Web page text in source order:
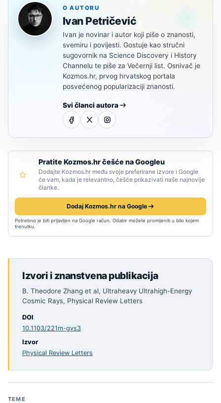
O AUTORU
Ivan Petričević
Ivan je novinar i autor koji piše o znanosti,
svemiru i povijesti. Gostuje kao stručni
sugovornik na Science Discovery i History
Channelu te piše za Večernji list. Osnivač je
Kozmos.hr, prvog hrvatskog portala
posvećenog popularizaciji znanosti.
Svi članci autora
Pratite Kozmos.hr češće na Googleu
Dodajte Kozmos.hr među svoje preferirane izvore i Google
će vam, kada je relevantno, češće prikazivati naše najnovije
članke.
Dodaj Kozmos.hr na Google
Potrebno je biti prijavljen na Google račun. Odabir možete promijeniti u bilo kojem
trenutku.
Izvori i znanstvena publikacija
B. Theodore Zhang et al, Ultraheavy Ultrahigh-Energy
Cosmic Rays, Physical Review Letters
DOI
10.1103/221m-gvs3
Izvor
Physical Review Letters
TEME